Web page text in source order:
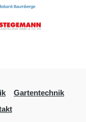
Gartentechnik